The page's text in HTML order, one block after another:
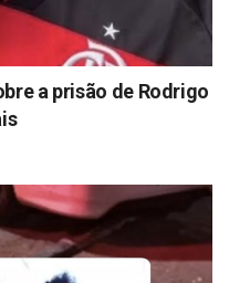
a prisão de Rodrigo